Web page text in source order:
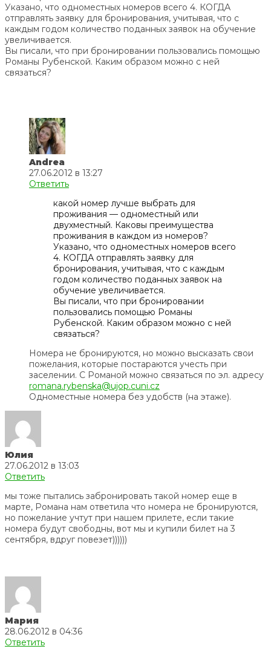
Указано, что одноместных номеров всего 4. КОГДА
отправлять заявку для бронирования, учитывая, что с
каждым годом количество поданных заявок на обучение
увеличивается.
Вы писали, что при бронировании пользовались помощью
Романы Рубенской. Каким образом можно с ней
связаться?
Andrea
27.06.2012 в 13:27
Ответить
какой номер лучше выбрать для
проживания — одноместный или
двухместный. Каковы преимущества
проживания в каждом из номеров?
Указано, что одноместных номеров всего
4. КОГДА отправлять заявку для
бронирования, учитывая, что с каждым
годом количество поданных заявок на
обучение увеличивается.
Вы писали, что при бронировании
пользовались помощью Романы
Рубенской. Каким образом можно с ней
связаться?
Номера не бронируются, но можно высказать свои
пожелания, которые постараются учесть при
заселении. С Романой можно связаться по эл. адресу
romana.rybenska@ujop.cuni.cz
Одноместные номера без удобств (на этаже).
Юлия
27.06.2012 в 13:03
Ответить
мы тоже пытались забронировать такой номер еще в
марте, Романа нам ответила что номера не бронируются,
но пожелание учтут при нашем прилете, если такие
номера будут свободны, вот мы и купили билет на 3
сентября, вдруг повезет))))))
Мария
28.06.2012 в 04:36
Ответить